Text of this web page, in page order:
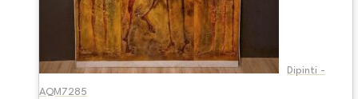
Dipinti -
AQM7285